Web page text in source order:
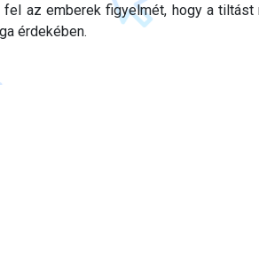
az emberek figyelmét, hogy a tiltást
érdekében.